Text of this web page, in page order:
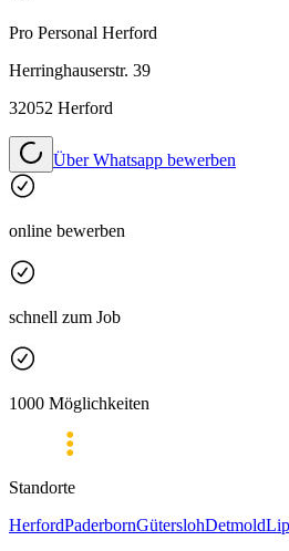
Pro Personal Herford
Herringhauserstr. 39
32052 Herford
Über Whatsapp bewerben
online bewerben
schnell zum Job
1000 Möglichkeiten
Standorte
HerfordPaderbornGüterslohDetmold